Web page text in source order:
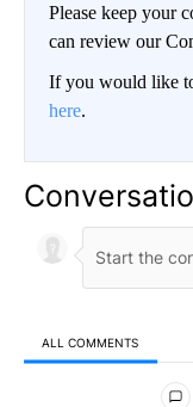
Please keep your
can review our
If you would like
here.
ALL COMMENTS
All Comments